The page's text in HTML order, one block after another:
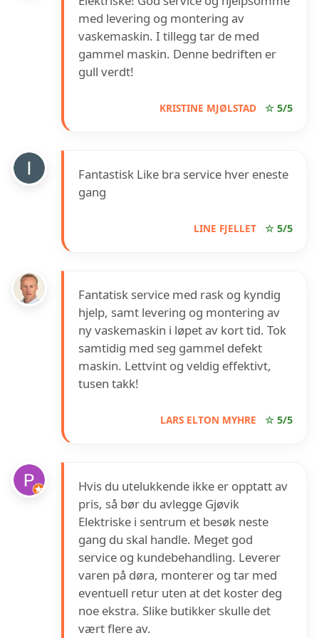
med levering og montering av
vaskemaskin. I tillegg tar de med
gammel maskin. Denne bedriften er
gull verdt!
KRISTINE MJØLSTAD ☆ 5/5
Fantastisk Like bra service hver eneste
gang
LINE FJELLET ☆ 5/5
Fantatisk service med rask og kyndig
hjelp, samt levering og montering av
ny vaskemaskin i løpet av kort tid. Tok
samtidig med seg gammel defekt
maskin. Lettvint og veldig effektivt,
tusen takk!
LARS ELTON MYHRE ☆ 5/5
Hvis du utelukkende ikke er opptatt av
pris, så bør du avlegge Gjøvik
Elektriske i sentrum et besøk neste
gang du skal handle. Meget god
service og kundebehandling. Leverer
varen på døra, monterer og tar med
eventuell retur uten at det koster deg
noe ekstra. Slike butikker skulle det
vært flere av.